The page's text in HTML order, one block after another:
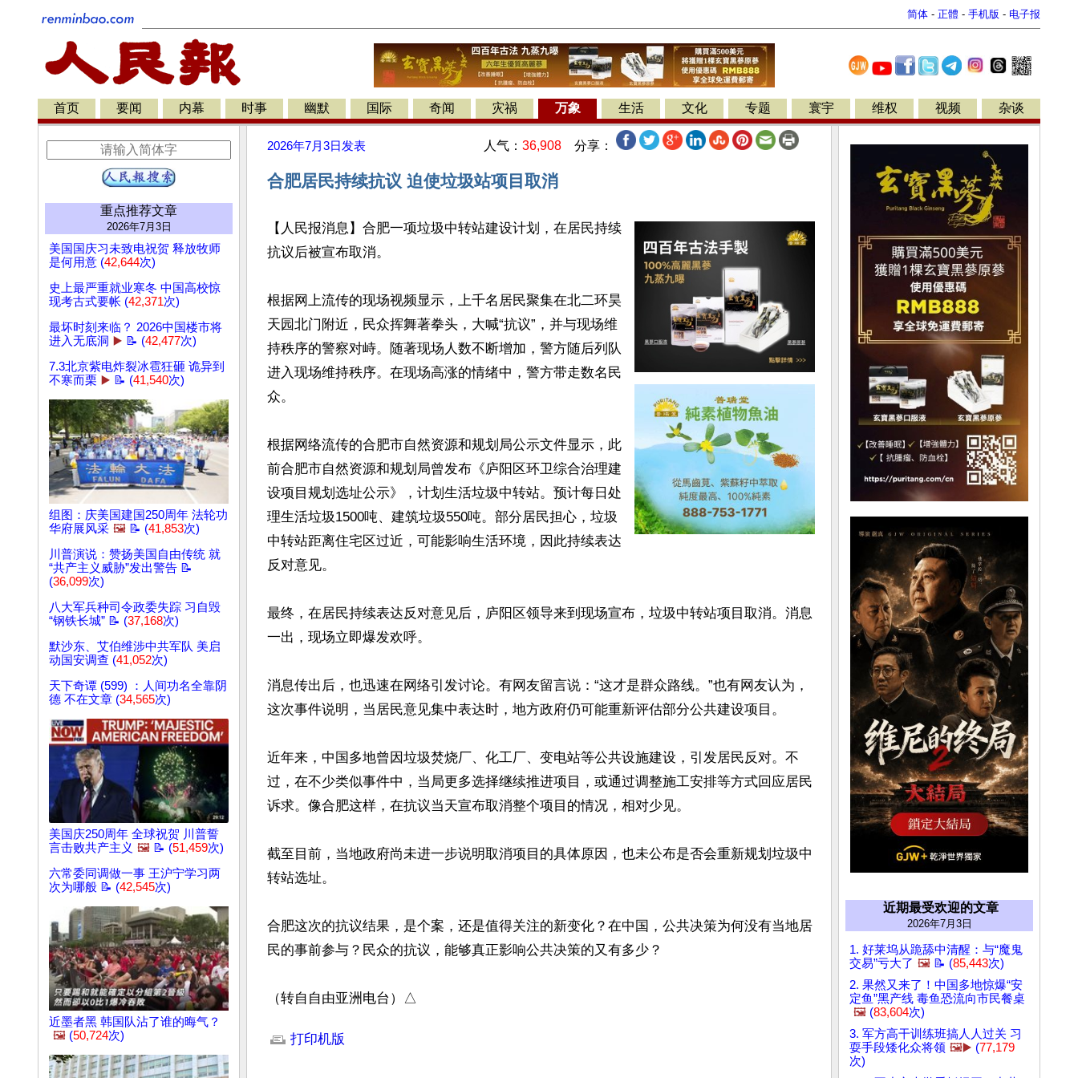
简体 - 正體 - 手机版 - 电子报
首页 要闻 内幕 时事 幽默 国际 奇闻 灾祸 万象 生活 文化 专题 寰宇 维权 视频 杂谈
重点推荐文章
2026年7月3日
美国国庆习未致电祝贺 释放牧师
是何用意 (42,644次)
史上最严重就业寒冬 中国高校惊
现考古式要帐 (42,371次)
最坏时刻来临？ 2026中国楼市将
进入无底洞 ▶️ 📝 (42,477次)
7.3北京紫电炸裂冰雹狂砸 诡异到
不寒而栗 ▶️ 📝 (41,540次)
组图：庆美国建国250周年 法轮功
华府展风采 🖼️ 📝 (41,853次)
川普演说：赞扬美国自由传统 就
“共产主义威胁”发出警告 📝
(36,099次)
八大军兵种司令政委失踪 习自毁
“钢铁长城” 📝 (37,168次)
默沙东、艾伯维涉中共军队 美启
动国安调查 (41,052次)
天下奇谭 (599) ：人间功名全靠阴
德 不在文章 (34,565次)
美国庆250周年 全球祝贺 川普誓
言击败共产主义 🖼️ 📝 (51,459次)
六常委同调做一事 王沪宁学习两
次为哪般 📝 (42,545次)
近墨者黑 韩国队沾了谁的晦气？
🖼️ (50,724次)
2026年7月3日 发表 人气： 36,908 分享：
合肥居民持续抗议 迫使垃圾站项目取消
【人民报消息】合肥一项垃圾中转站建设计划，在居民持续
抗议后被宣布取消。
根据网上流传的现场视频显示，上千名居民聚集在北二环昊
天园北门附近，民众挥舞著拳头，大喊“抗议”，并与现场维
持秩序的警察对峙。随著现场人数不断增加，警方随后列队
进入现场维持秩序。在现场高涨的情绪中，警方带走数名民
众。
根据网络流传的合肥市自然资源和规划局公示文件显示，此
前合肥市自然资源和规划局曾发布《庐阳区环卫综合治理建
设项目规划选址公示》，计划生活垃圾中转站。预计每日处
理生活垃圾1500吨、建筑垃圾550吨。部分居民担心，垃圾
中转站距离住宅区过近，可能影响生活环境，因此持续表达
反对意见。
最终，在居民持续表达反对意见后，庐阳区领导来到现场宣布，垃圾中转站项目取消。消息
一出，现场立即爆发欢呼。
消息传出后，也迅速在网络引发讨论。有网友留言说：“这才是群众路线。”也有网友认为，
这次事件说明，当居民意见集中表达时，地方政府仍可能重新评估部分公共建设项目。
近年来，中国多地曾因垃圾焚烧厂、化工厂、变电站等公共设施建设，引发居民反对。不
过，在不少类似事件中，当局更多选择继续推进项目，或通过调整施工安排等方式回应居民
诉求。像合肥这样，在抗议当天宣布取消整个项目的情况，相对少见。
截至目前，当地政府尚未进一步说明取消项目的具体原因，也未公布是否会重新规划垃圾中
转站选址。
合肥这次的抗议结果，是个案，还是值得关注的新变化？在中国，公共决策为何没有当地居
民的事前参与？民众的抗议，能够真正影响公共决策的又有多少？
（转自自由亚洲电台）△
打印机版
近期最受欢迎的文章
2026年7月3日
1. 好莱坞从跪舔中清醒：与“魔鬼
交易”亏大了 🖼️ 📝 (85,443次)
2. 果然又来了！中国多地惊爆“安
定鱼”黑产线 毒鱼恐流向市民餐桌
🖼️ (83,604次)
3. 军方高干训练班搞人人过关 习
耍手段矮化众将领 🖼️▶️ (77,179
次)